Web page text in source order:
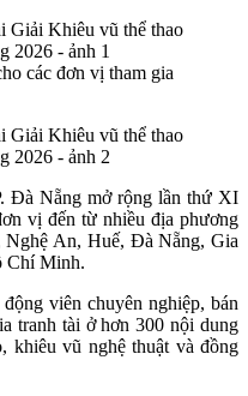
các đơn vị tham gia
Đà Nẵng mở rộng lần thứ XI
vị đến từ nhiều địa phương
An, Huế, Đà Nẵng, Gia
Chí Minh.
viên chuyên nghiệp, bán
tranh tài ở hơn 300 nội dung
khiêu vũ nghệ thuật và đồng